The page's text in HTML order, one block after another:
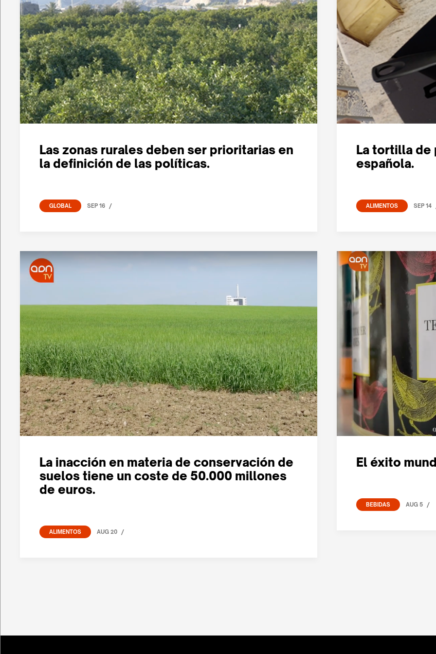
Las zonas rurales deben ser prioritarias en
la definición de las políticas.
GLOBAL SEP 16 /
La tortilla de
española.
ALIMENTOS SEP 14
La inacción en materia de conservación de
suelos tiene un coste de 50.000 millones
de euros.
ALIMENTOS AUG 20 /
El éxito
BEBIDAS AUG 5 /